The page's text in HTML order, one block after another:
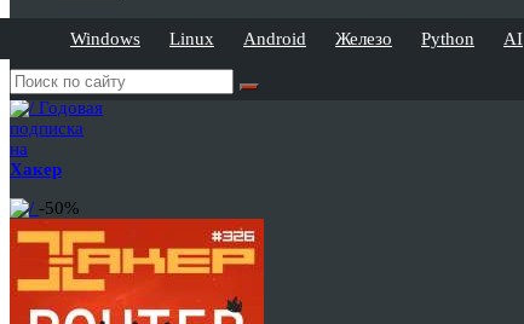
Windows Linux Android Железо Python AI
Годовая
подписка
на
Хакер
-50%